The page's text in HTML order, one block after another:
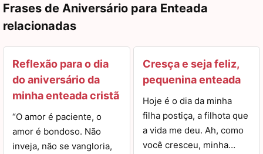
Frases de Aniversário para Enteada
relacionadas
Reflexão para o dia
do aniversário da
minha enteada cristã
“O amor é paciente, o
amor é bondoso. Não
inveja, não se vangloria,
Cresça e seja feliz,
pequenina enteada
Hoje é o dia da minha
filha postiça, a filhota que
a vida me deu. Ah, como
você cresceu, minha…